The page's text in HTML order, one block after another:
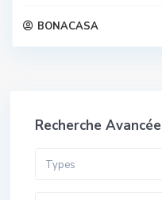
BONACASA
Recherche Avancée
Types